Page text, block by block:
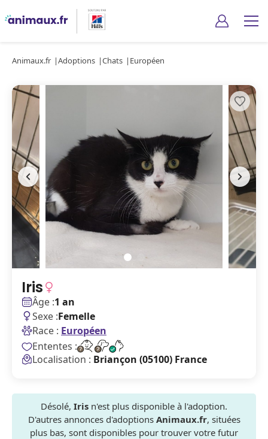
Animaux.fr Adoptions Chats Européen
Iris
Âge :1 an
Sexe :Femelle
Race : Européen
Ententes :
Localisation : Briançon (05100) France
Désolé, Iris n'est plus disponible à l'adoption.
D'autres annonces d'adoptions Animaux.fr, situées
plus bas, sont disponibles pour trouver votre futur